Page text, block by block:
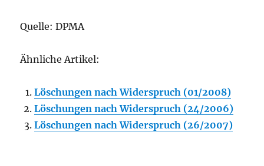
Quelle: DPMA
Ähnliche Artikel:
Löschungen nach Widerspruch (01/2008)
Löschungen nach Widerspruch (24/2006)
Löschungen nach Widerspruch (26/2007)